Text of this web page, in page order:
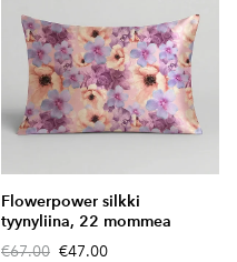
Flowerpower silkki
tyynyliina, 22 mommea
€67.00 €47.00